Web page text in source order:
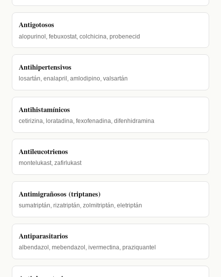
Antigotosos
alopurinol, febuxostat, colchicina, probenecid
Antihipertensivos
losartán, enalapril, amlodipino, valsartán
Antihistamínicos
cetirizina, loratadina, fexofenadina, difenhidramina
Antileucotrienos
montelukast, zafirlukast
Antimigrañosos (triptanes)
sumatriptán, rizatriptán, zolmitriptán, eletriptán
Antiparasitarios
albendazol, mebendazol, ivermectina, praziquantel